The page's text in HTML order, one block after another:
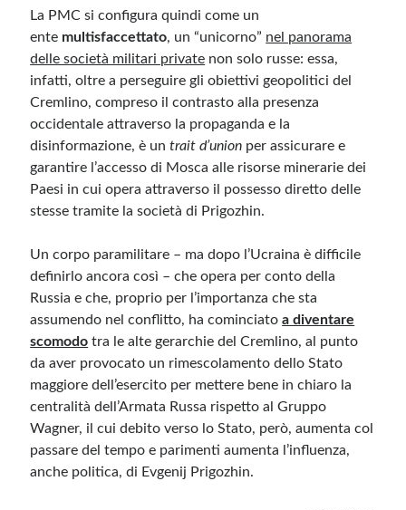
La PMC si configura quindi come un
ente multisfaccettato, un “unicorno” nel panorama
delle società militari private non solo russe: essa,
infatti, oltre a perseguire gli obiettivi geopolitici del
Cremlino, compreso il contrasto alla presenza
occidentale attraverso la propaganda e la
disinformazione, è un trait d’union per assicurare e
garantire l’accesso di Mosca alle risorse minerarie dei
Paesi in cui opera attraverso il possesso diretto delle
stesse tramite la società di Prigozhin.
Un corpo paramilitare – ma dopo l’Ucraina è difficile
definirlo ancora così – che opera per conto della
Russia e che, proprio per l’importanza che sta
assumendo nel conflitto, ha cominciato a diventare
scomodo tra le alte gerarchie del Cremlino, al punto
da aver provocato un rimescolamento dello Stato
maggiore dell’esercito per mettere bene in chiaro la
centralità dell’Armata Russa rispetto al Gruppo
Wagner, il cui debito verso lo Stato, però, aumenta col
passare del tempo e parimenti aumenta l’influenza,
anche politica, di Evgenij Prigozhin.